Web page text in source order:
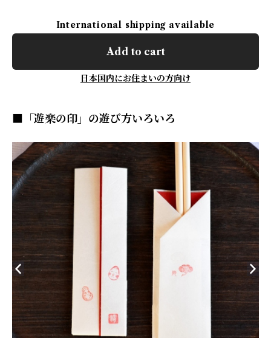
International shipping available
Add to cart
日本国内にお住まいの方向け
■「遊楽の印」の遊び方いろいろ